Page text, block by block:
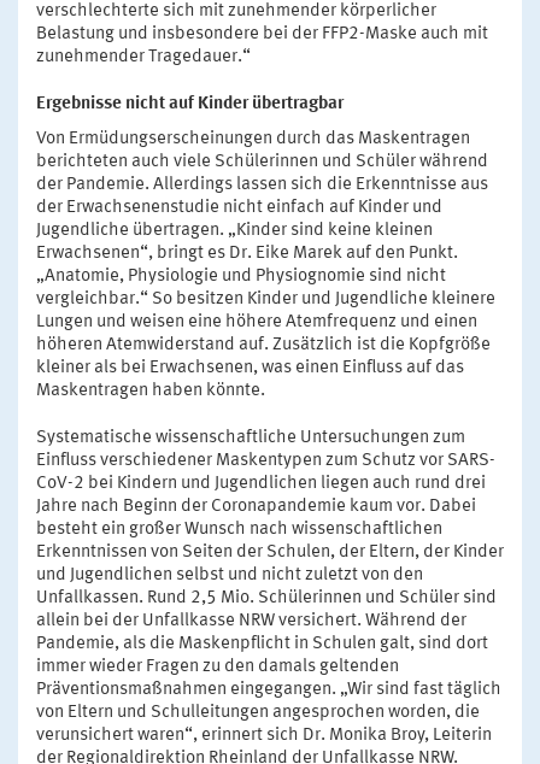
verschlechterte sich mit zunehmender körperlicher
Belastung und insbesondere bei der FFP2-Maske auch mit
zunehmender Tragedauer.“
Ergebnisse nicht auf Kinder übertragbar
Von Ermüdungserscheinungen durch das Maskentragen
berichteten auch viele Schülerinnen und Schüler während
der Pandemie. Allerdings lassen sich die Erkenntnisse aus
der Erwachsenenstudie nicht einfach auf Kinder und
Jugendliche übertragen. „Kinder sind keine kleinen
Erwachsenen“, bringt es Dr. Eike Marek auf den Punkt.
„Anatomie, Physiologie und Physiognomie sind nicht
vergleichbar.“ So besitzen Kinder und Jugendliche kleinere
Lungen und weisen eine höhere Atemfrequenz und einen
höheren Atemwiderstand auf. Zusätzlich ist die Kopfgröße
kleiner als bei Erwachsenen, was einen Einfluss auf das
Maskentragen haben könnte.
Systematische wissenschaftliche Untersuchungen zum
Einfluss verschiedener Maskentypen zum Schutz vor SARS-
CoV-2 bei Kindern und Jugendlichen liegen auch rund drei
Jahre nach Beginn der Coronapandemie kaum vor. Dabei
besteht ein großer Wunsch nach wissenschaftlichen
Erkenntnissen von Seiten der Schulen, der Eltern, der Kinder
und Jugendlichen selbst und nicht zuletzt von den
Unfallkassen. Rund 2,5 Mio. Schülerinnen und Schüler sind
allein bei der Unfallkasse NRW versichert. Während der
Pandemie, als die Maskenpflicht in Schulen galt, sind dort
immer wieder Fragen zu den damals geltenden
Präventionsmaßnahmen eingegangen. „Wir sind fast täglich
von Eltern und Schulleitungen angesprochen worden, die
verunsichert waren“, erinnert sich Dr. Monika Broy, Leiterin
der Regionaldirektion Rheinland der Unfallkasse NRW.